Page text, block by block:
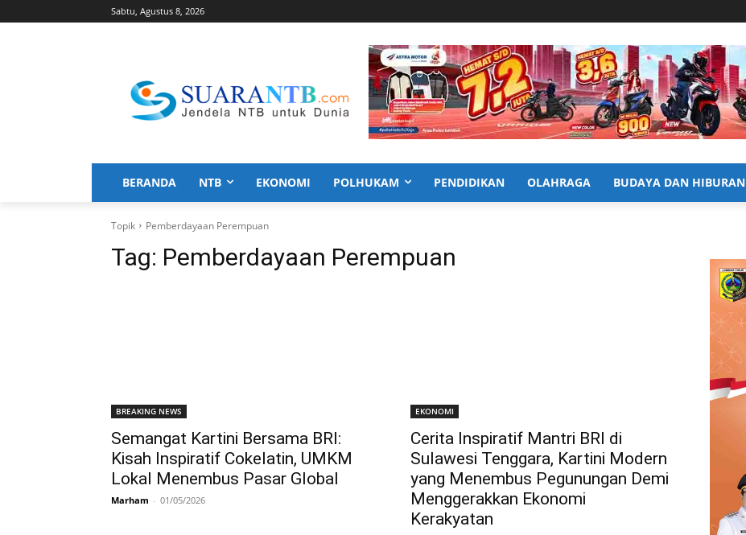
Sabtu, Agustus 8, 2026
BERANDA NTB EKONOMI POLHUKAM PENDIDIKAN OLAHRAGA BUDAYA DAN HIBURAN
Topik Pemberdayaan Perempuan
Tag: Pemberdayaan Perempuan
BREAKING NEWS
Semangat Kartini Bersama BRI:
Kisah Inspiratif Cokelatin, UMKM
Lokal Menembus Pasar Global
Marham - 01/05/2026
EKONOMI
Cerita Inspiratif Mantri BRI di
Sulawesi Tenggara, Kartini Modern
yang Menembus Pegunungan Demi
Menggerakkan Ekonomi
Kerakyatan